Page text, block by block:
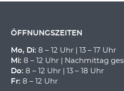
ÖFFNUNGSZEITEN
Mo, Di: 8 – 12 Uhr | 13 – 17 Uhr
Mi: 8 – 12 Uhr | Nachmittag
Do: 8 – 12 Uhr | 13 – 18 Uhr
Fr: 8 – 12 Uhr